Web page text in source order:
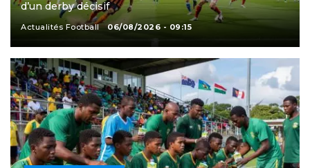
d’un derby décisif
Actualités Football 06/08/2026 - 09:15